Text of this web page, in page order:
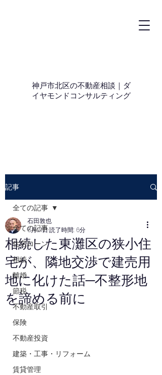
神戸市北区の不動産相談｜ダ
イヤモンドコンサルティング
記事
全ての記事
住宅ローン
相続
離婚
節税
不動産取引
保険
不動産投資
建築・工事・リフォーム
賃貸管理
全ての記事
相続した東灘区の狭小住
宅が、隣地交渉で建売用
地に化けた話─不整形地
を諦める前に
石田敦也
5月21日読了時間: 6分